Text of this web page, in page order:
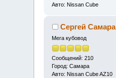
Авто: Nissan Cube
Сергей Самара
Мега кубовод
Сообщений: 210
Город: Самара
Авто: Nissan Cube AZ10